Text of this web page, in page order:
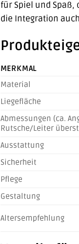
für Spiel und
die Integration
MERKMAL
Material
Liegefläche
Abmessungen (ca.
Rutsche/Leiter
Ausstattung
Sicherheit
Pflege
Gestaltung
Altersempfehlung